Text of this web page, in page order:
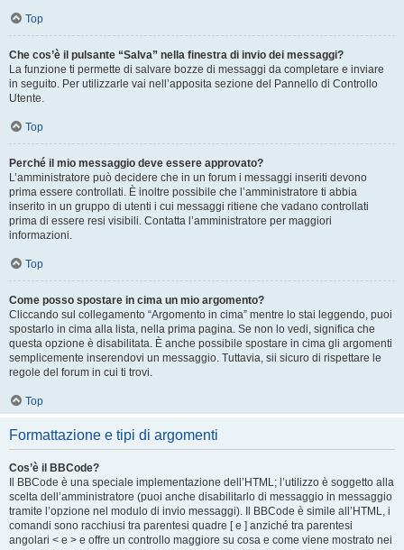
Top
Che cos’è il pulsante “Salva” nella finestra di invio dei messaggi?
La funzione ti permette di salvare bozze di messaggi da completare e inviare
in seguito. Per utilizzarle vai nell’apposita sezione del Pannello di Controllo
Utente.
Top
Perché il mio messaggio deve essere approvato?
L’amministratore può decidere che in un forum i messaggi inseriti devono
prima essere controllati. È inoltre possibile che l’amministratore ti abbia
inserito in un gruppo di utenti i cui messaggi ritiene che vadano controllati
prima di essere resi visibili. Contatta l’amministratore per maggiori
informazioni.
Top
Come posso spostare in cima un mio argomento?
Cliccando sul collegamento “Argomento in cima” mentre lo stai leggendo, puoi
spostarlo in cima alla lista, nella prima pagina. Se non lo vedi, significa che
questa opzione è disabilitata. È anche possibile spostare in cima gli argomenti
semplicemente inserendovi un messaggio. Tuttavia, sii sicuro di rispettare le
regole del forum in cui ti trovi.
Top
Formattazione e tipi di argomenti
Cos’è il BBCode?
Il BBCode è una speciale implementazione dell’HTML; l’utilizzo è soggetto alla
scelta dell’amministratore (puoi anche disabilitarlo di messaggio in messaggio
tramite l’opzione nel modulo di invio messaggi). Il BBCode è simile all’HTML, i
comandi sono racchiusi tra parentesi quadre [ e ] anziché tra parentesi
angolari < e > e offre un controllo maggiore su cosa e come viene mostrato nei